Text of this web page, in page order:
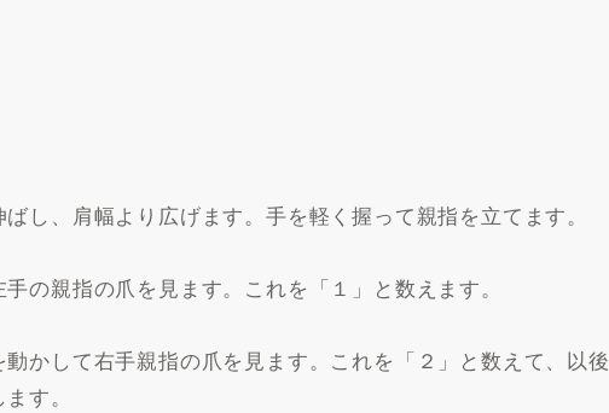
し、肩幅より広げます。手を軽く握って親指を立てます。
の親指の爪を見ます。これを「１」と数えます。
かして右手親指の爪を見ます。これを「２」と数えて、以後
す。